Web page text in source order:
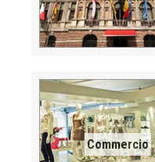
Commercio